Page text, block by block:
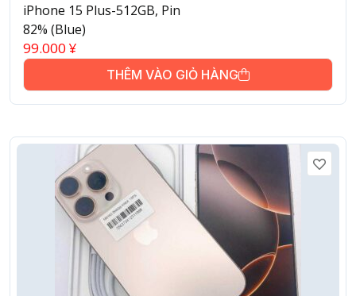
iPhone 15 Plus-512GB, Pin
82% (Blue)
99.000 ¥
THÊM VÀO GIỎ HÀNG